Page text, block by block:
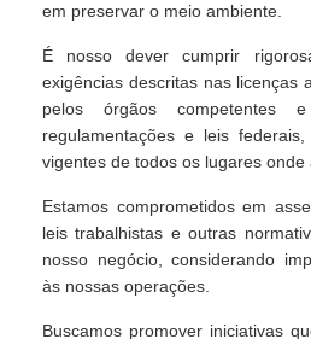
em preservar o meio ambiente.
É nosso dever cumprir
exigências descritas nas licenças
pelos órgãos competentes
regulamentações e leis
vigentes de todos os lugares onde
Estamos comprometidos em
leis trabalhistas e outras
nosso negócio, considerando
às nossas operações.
Buscamos promover iniciativas